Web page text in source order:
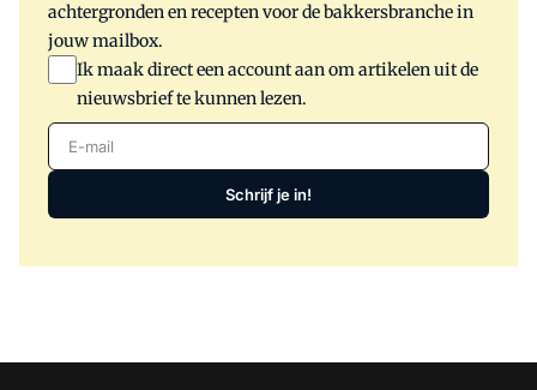
achtergronden en recepten voor de bakkersbranche in
jouw mailbox.
Ik maak direct een account aan om artikelen uit de
nieuwsbrief te kunnen lezen.
E-mail
Schrijf je in!